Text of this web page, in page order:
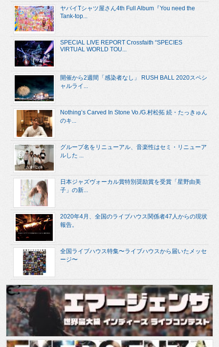
ヤバイTシャツ屋さん4th Full Album『You need the
Tank-top...
SPECIAL LIVE REPORT Crossfaith “SPECIES
VIRTUAL WORLD TOU...
開催から2週間「感染者なし」 RUSH BALL 2020スペシ
ャルライ...
Nothing’s Carved In Stone Vo./G.村松拓 続・たっきゅん
のキ...
グループ名をリニューアル、音楽性はセミ・リニューア
ルした ...
日本ジャズヴォーカル賞特別奨励賞を受賞「星野由美
子」の新...
2020年4月、全国のライブハウス関係者47人からの現状
報告。
全国ライブハウス特集〜ライブハウスから届いたメッセ
ージ〜